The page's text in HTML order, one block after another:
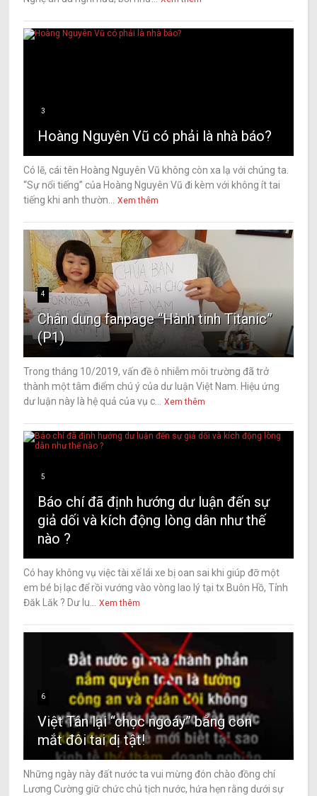
3
Hoàng Nguyên Vũ có phải là nhà báo?
Có lẽ, cái tên Hoàng Nguyên Vũ không còn xa lạ với chúng ta.
“Sự nổi tiếng” của Hoàng Nguyên Vũ đi kèm với không ít tai
tiếng khi anh thườn...
Xem thêm
4
Chân dung fanpage “Hành tinh Titanic”
(P1)
Trong tháng 10/2019, vấn đề ô nhiễm môi trường đã trở
thành một tâm điểm chú ý của dư luận Việt Nam. Hiệu ứng
dư luận này là hệ quả của vụ c...
Xem thêm
5
Báo chí đã định hướng dư luận đến sự
giả dối và kích động lòng dân như thế
nào ?
Có hay không vụ việc tài xế lái xe bị oan sai khi giúp đỡ một
em bé bị lạc để rồi vướng vào vòng lao lý tại tx Buôn Hồ, Tỉnh
Đăk Lăk ? Dư lu...
Xem thêm
6
Việt Tân lại “chọc ngoáy” bằng con
mắt đôi tai dị tật!
Những ngày này đất nước ta vui mừng đón chào đồng chí
Lương Cường giữ chức chủ tịch nước, hứa hẹn rằng dưới sự